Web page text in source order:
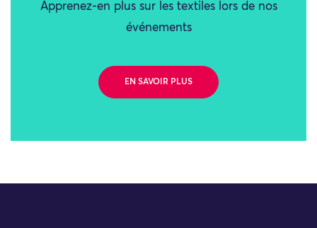
Apprenez-en plus sur les textiles lors de nos
événements
EN SAVOIR PLUS